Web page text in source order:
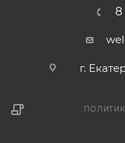
8
г.